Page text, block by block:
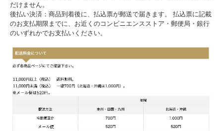
だけません。
後払い決済：商品到着後に、払込票が郵送で届きます。 払込票に記載
のお支払期限までに、お近くのコンビニエンスストア・郵便局・銀行
のいずれかでお支払いください。